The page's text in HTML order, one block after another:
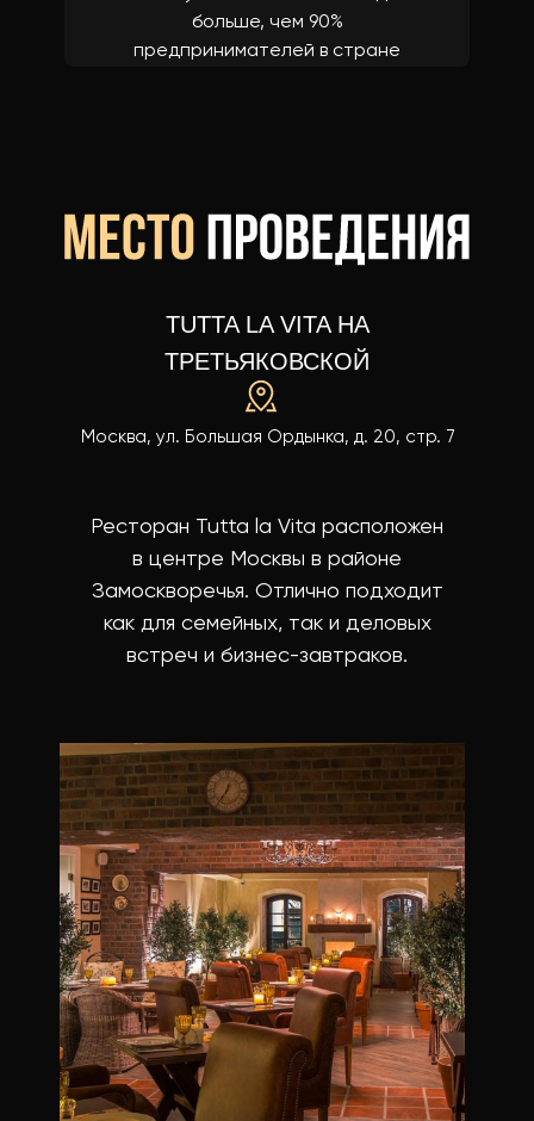
больше, чем 90%
предпринимателей в стране
TUTTA LA VITA НА
ТРЕТЬЯКОВСКОЙ
Москва, ул. Большая Ордынка, д. 20, стр. 7
Ресторан Tutta la Vita расположен
в центре Москвы в районе
Замоскворечья. Отлично подходит
как для семейных, так и деловых
встреч и бизнес-завтраков.